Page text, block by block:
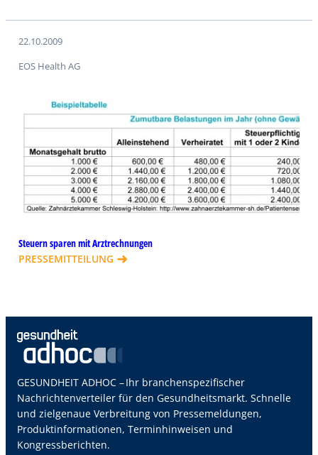
22.10.2009
EOS Health AG
Steuern sparen mit Arztrechnungen
PRESSEMITTEILUNG
GESUNDHEIT ADHOC – Ihr branchenspezifischer
Nachrichtenverteiler für den Gesundheitsmarkt. Schnelle
und zielgenaue Verbreitung von Pressemeldungen,
Produktinformationen, Terminhinweisen und
Kongressberichten.